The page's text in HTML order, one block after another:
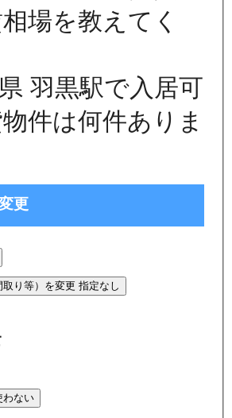
場を教えてく
羽黒駅で入居可
件は何件ありま
更
り等）を変更 指定なし
わない